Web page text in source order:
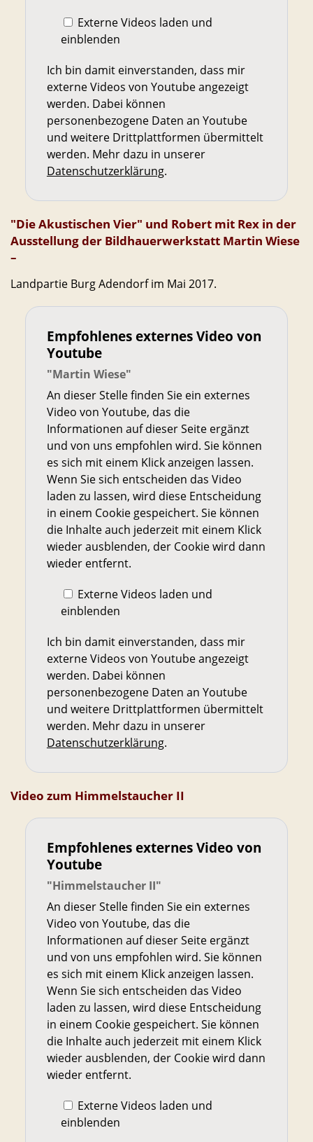
Externe Videos laden und
einblenden
Ich bin damit einverstanden, dass mir
externe Videos von Youtube angezeigt
werden. Dabei können
personenbezogene Daten an Youtube
und weitere Drittplattformen übermittelt
werden. Mehr dazu in unserer
Datenschutzerklärung.
"Die Akustischen Vier" und Robert mit Rex in der
Ausstellung der Bildhauerwerkstatt Martin Wiese
–
Landpartie Burg Adendorf im Mai 2017.
Empfohlenes externes Video von
Youtube
"Martin Wiese"
An dieser Stelle finden Sie ein externes
Video von Youtube, das die
Informationen auf dieser Seite ergänzt
und von uns empfohlen wird. Sie können
es sich mit einem Klick anzeigen lassen.
Wenn Sie sich entscheiden das Video
laden zu lassen, wird diese Entscheidung
in einem Cookie gespeichert. Sie können
die Inhalte auch jederzeit mit einem Klick
wieder ausblenden, der Cookie wird dann
wieder entfernt.
Externe Videos laden und
einblenden
Ich bin damit einverstanden, dass mir
externe Videos von Youtube angezeigt
werden. Dabei können
personenbezogene Daten an Youtube
und weitere Drittplattformen übermittelt
werden. Mehr dazu in unserer
Datenschutzerklärung.
Video zum Himmelstaucher II
Empfohlenes externes Video von
Youtube
"Himmelstaucher II"
An dieser Stelle finden Sie ein externes
Video von Youtube, das die
Informationen auf dieser Seite ergänzt
und von uns empfohlen wird. Sie können
es sich mit einem Klick anzeigen lassen.
Wenn Sie sich entscheiden das Video
laden zu lassen, wird diese Entscheidung
in einem Cookie gespeichert. Sie können
die Inhalte auch jederzeit mit einem Klick
wieder ausblenden, der Cookie wird dann
wieder entfernt.
Externe Videos laden und
einblenden